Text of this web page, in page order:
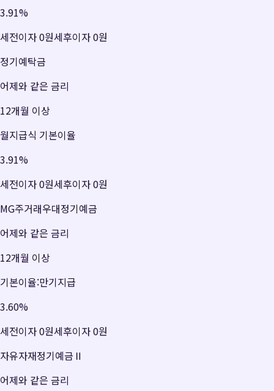
3.91%
세전이자0원세후이자0원
정기예탁금
어제와 같은 금리
12개월 이상
월지급식 기본이율
3.91%
세전이자0원세후이자0원
MG주거래우대정기예금
어제와 같은 금리
12개월 이상
기본이율:만기지급
3.60%
세전이자0원세후이자0원
자유자재정기예금Ⅱ
어제와 같은 금리